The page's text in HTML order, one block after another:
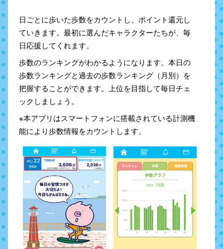
日ごとに歩いた歩数をカウントし、ポイント還元し
ていきます。最初に選んだキャラクターたちが、毎
日応援してくれます。
歩数のランキングがわかるようになります。本日の
歩数ランキングと過去の歩数ランキング（月別）を
把握することができます。上位を目指して毎日チェ
ックしましょう。
※本アプリはスマートフォンに搭載されている計測機
能により歩数情報をカウントします。